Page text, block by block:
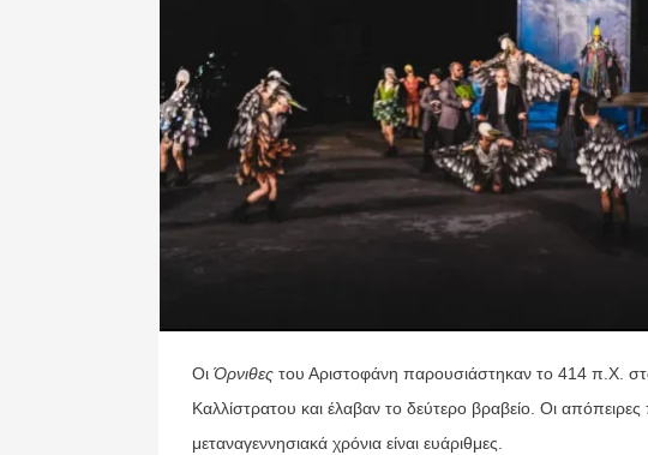
ΟιΌρνιθες του Αριστοφάνη παρουσιάστηκαν το 414 π.Χ.
Καλλίστρατου και έλαβαν το δεύτερο βραβείο. Οι
μεταναγεννησιακά χρόνια είναι ευάριθμες.